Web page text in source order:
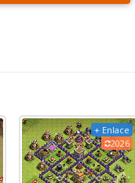
+ Enlace
2026